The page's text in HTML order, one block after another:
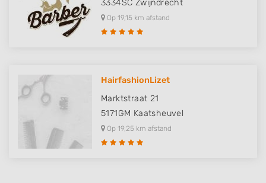
3334SC Zwijndrecht
Op 19,15 km afstand
HairfashionLizet
Marktstraat 21
5171GM Kaatsheuvel
Op 19,25 km afstand